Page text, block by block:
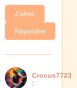
J'aime
Répondre
Crocus7723
: